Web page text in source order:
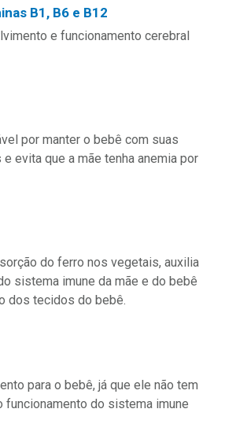
B1, B6 e B12
e funcionamento cerebral
por manter o bebê com suas
evita que a mãe tenha anemia por
do ferro nos vegetais, auxilia
sistema imune da mãe e do bebê
dos tecidos do bebê.
para o bebê, já que ele não tem
funcionamento do sistema imune